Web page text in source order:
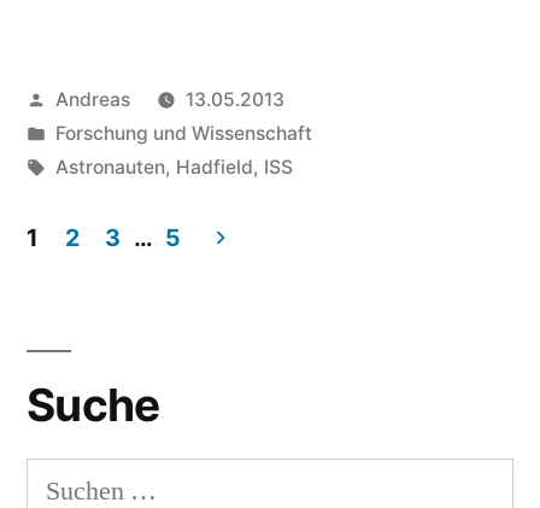
Hadfiled
singt
Oddity“
David
Bowie“
Veröffentlicht
von
Andreas
13.05.2013
Veröffentlicht
in
Forschung und Wissenschaft
Schlagwörter:
Astronauten, Hadfield, ISS
1 2 3 … 5
Suche
Suchen